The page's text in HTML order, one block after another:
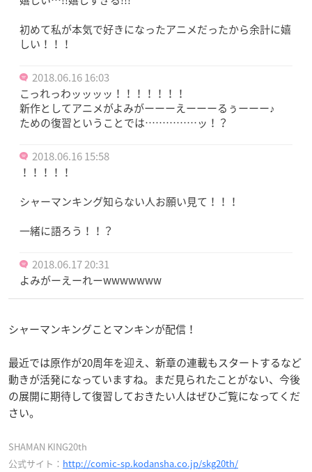
初めて私が本気で好きになったアニメだったから余計に嬉
しい！！！
2018.06.16 16:03
こっれっわッッッッ！！！！！！！
新作としてアニメがよみがーーーえーーーるぅーーー♪
ための復習ということでは……………ッ！？
2018.06.16 15:58
！！！！！
シャーマンキング知らない人お願い見て！！！
一緒に語ろう！！？
2018.06.17 20:31
よみがーえーれーwwwwwww
シャーマンキングことマンキンが配信！
最近では原作が20周年を迎え、新章の連載もスタートするなど
動きが活発になっていますね。まだ見られたことがない、今後
の展開に期待して復習しておきたい人はぜひご覧になってくだ
さい。
SHAMAN KING20th
公式サイト： http://comic-sp.kodansha.co.jp/skg20th/